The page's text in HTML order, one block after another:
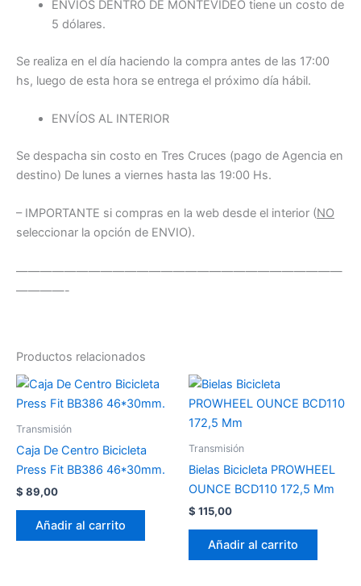
ENVÍOS DENTRO DE MONTEVIDEO tiene un costo de
5 dólares.
Se realiza en el día haciendo la compra antes de las 17:00
hs, luego de esta hora se entrega el próximo día hábil.
ENVÍOS AL INTERIOR
Se despacha sin costo en Tres Cruces (pago de Agencia en
destino) De lunes a viernes hasta las 19:00 Hs.
– IMPORTANTE si compras en la web desde el interior (NO
seleccionar la opción de ENVIO).
———————————————————————————
————-
Productos relacionados
Transmisión
Caja De Centro Bicicleta
Press Fit BB386 46*30mm.
$ 89,00
Añadir al carrito
Transmisión
Bielas Bicicleta PROWHEEL
OUNCE BCD110 172,5 Mm
$ 115,00
Añadir al carrito